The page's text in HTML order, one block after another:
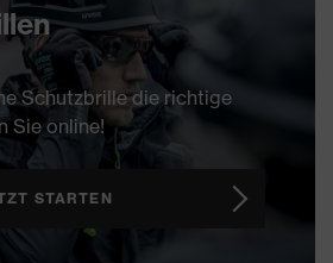
Schutzbrille die richtige
Sie online!
STARTEN